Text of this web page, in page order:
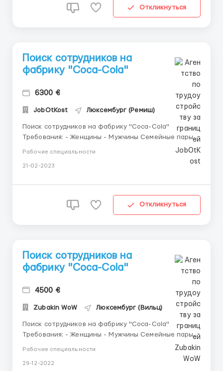
Откликнуться
Поиск сотрудников на
фабрику "Coca-Cola"
6300 €
JobOtKost Люксембург (Ремиш)
Поиск сотрудников на фабрику "Coca-Cola"
Требования: - Женщины - Мужчины Семейные пары !
Обязанности Сортировка стеклянных бутылок по
непрерывной работы линии, контроль брака,
Рабочие специальности
21-02-2023
Откликнуться
Поиск сотрудников на
фабрику "Coca-Cola"
4500 €
Zubakin WoW Люксембург (Вильц)
Поиск сотрудников на фабрику "Coca-Cola"
Требования: - Женщины - Мужчины Семейные пары !
Обязанности Сортировка стеклянных бутылок по
непрерывной работы линии, контроль брака,
Рабочие специальности
29-12-2022